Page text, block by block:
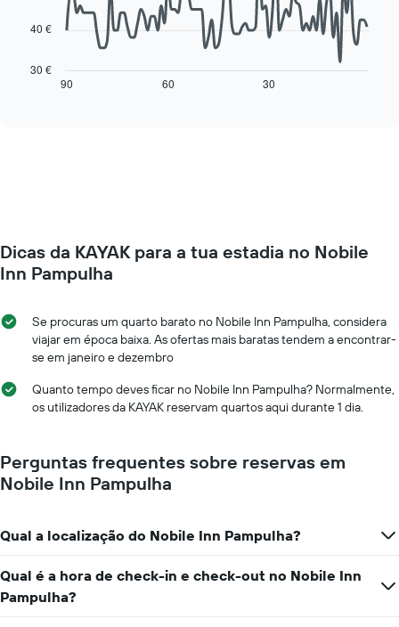
apresenta
os
semana
um
quarto
numa
O
seguinte
mostra
data
da
gráfico
apresenta
de
dias
estadia
numa
abcissa
apresenta
o
preço
médio
de
90 60 30
30 €
40 €
Dicas da KAYAK para a tua estadia no Nobile
Inn Pampulha
Se procuras um quarto barato no Nobile Inn Pampulha, considera
viajar em época baixa. As ofertas mais baratas tendem a encontrar-
se em janeiro e dezembro
Quanto tempo deves ficar no Nobile Inn Pampulha? Normalmente,
os utilizadores da KAYAK reservam quartos aqui durante 1 dia.
Perguntas frequentes sobre reservas em
Nobile Inn Pampulha
Qual a localização do Nobile Inn Pampulha?
Qual é a hora de check-in e check-out no Nobile Inn
Pampulha?